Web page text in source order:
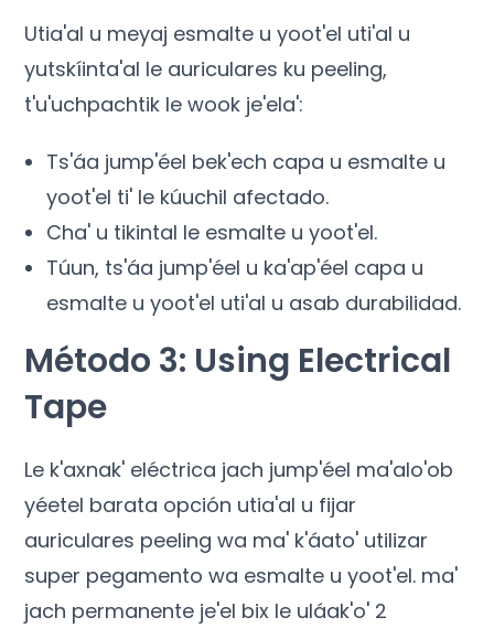
Utia'al u meyaj esmalte u yoot'el uti'al u
yutskíinta'al le auriculares ku peeling,
t'u'uchpachtik le wook je'ela':
Ts'áa jump'éel bek'ech capa u esmalte u
yoot'el ti' le kúuchil afectado.
Cha' u tikintal le esmalte u yoot'el.
Túun, ts'áa jump'éel u ka'ap'éel capa u
esmalte u yoot'el uti'al u asab durabilidad.
Método 3: Using Electrical
Tape
Le k'axnak' eléctrica jach jump'éel ma'alo'ob
yéetel barata opción utia'al u fijar
auriculares peeling wa ma' k'áato' utilizar
super pegamento wa esmalte u yoot'el. ma'
jach permanente je'el bix le uláak'o' 2